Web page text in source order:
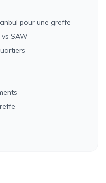
pour une greffe
SAW